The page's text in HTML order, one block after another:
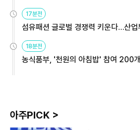
용해야
17분전
섬유패션 글로벌 경쟁력 키운다…산
원
18분전
농식품부, '천원의 아침밥' 참여 200
아주PICK >